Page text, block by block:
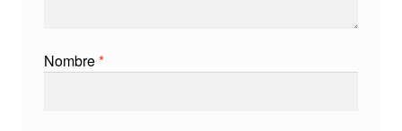
Nombre*